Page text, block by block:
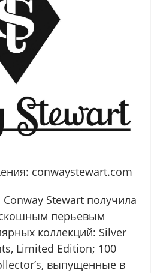
conwaystewart.com
Stewart получила
перьевым
коллекций: Silver
Limited Edition; 100
выпущенные в